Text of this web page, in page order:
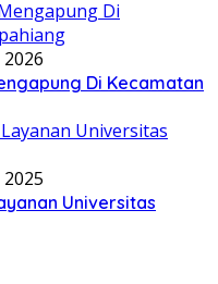
Di Kecamatan
Universitas